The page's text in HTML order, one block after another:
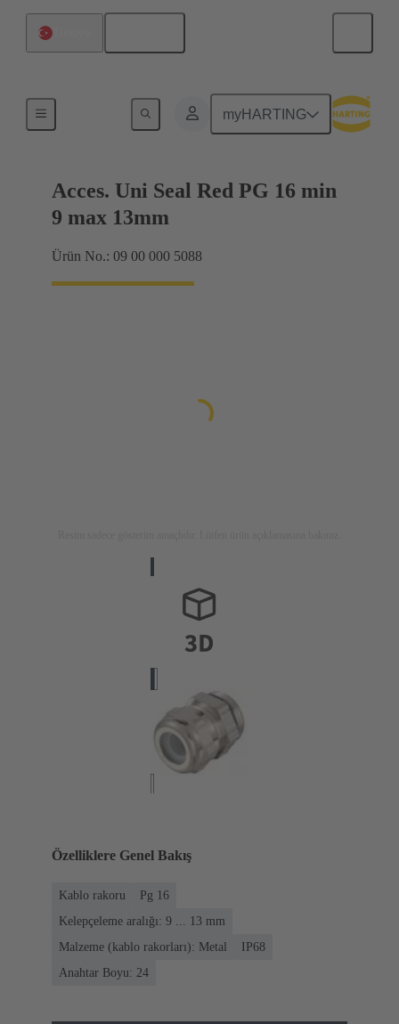
myHARTING
Kablo rakorları
Acces. Uni Seal Red PG 16 min
9 max 13mm
Ürün No.: 09 00 000 5088
Özelliklere Genel Bakış
Kablo rakoru
Pg 16
Kelepçeleme aralığı: 9 ... 13 mm
Malzeme (kablo rakorları): Metal
IP68
Anahtar Boyu: 24